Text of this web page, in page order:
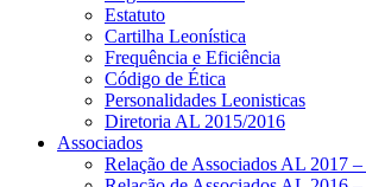
Estatuto
Cartilha Leonística
Frequência e Eficiência
Código de Ética
Personalidades Leonisticas
Diretoria AL 2015/2016
Associados
Relação de Associados AL 2017